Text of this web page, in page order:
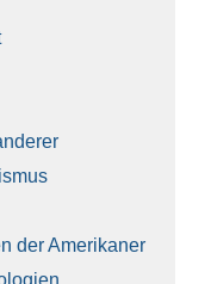
der Ame­ri­ka­ner